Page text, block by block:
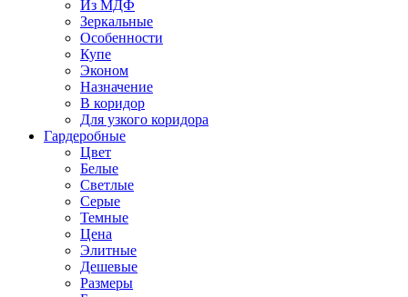
Из МДФ
Зеркальные
Особенности
Купе
Эконом
Назначение
В коридор
Для узкого коридора
Гардеробные
Цвет
Белые
Светлые
Серые
Темные
Цена
Элитные
Дешевые
Размеры